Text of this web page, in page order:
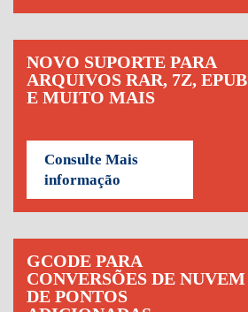
NOVO SUPORTE PARA
ARQUIVOS RAR, 7Z, EPUB
E MUITO MAIS
Consulte Mais
informação
GCODE PARA
CONVERSÕES DE NUVEM
DE PONTOS